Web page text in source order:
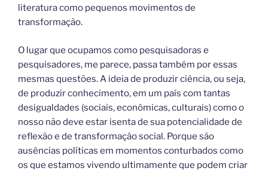
literatura como pequenos movimentos de
transformação.
O lugar que ocupamos como pesquisadoras e
pesquisadores, me parece, passa também por essas
mesmas questões. A ideia de produzir ciência, ou seja,
de produzir conhecimento, em um país com tantas
desigualdades (sociais, econômicas, culturais) como o
nosso não deve estar isenta de sua potencialidade de
reflexão e de transformação social. Porque são
ausências políticas em momentos conturbados como
os que estamos vivendo ultimamente que podem criar